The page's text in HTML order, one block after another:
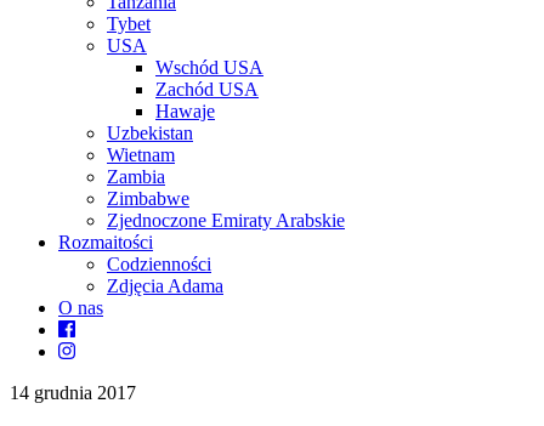
Tybet
USA
Wschód USA
Zachód USA
Hawaje
Uzbekistan
Wietnam
Zambia
Zimbabwe
Zjednoczone Emiraty Arabskie
Rozmaitości
Codzienności
Zdjęcia Adama
O nas
14 grudnia 2017